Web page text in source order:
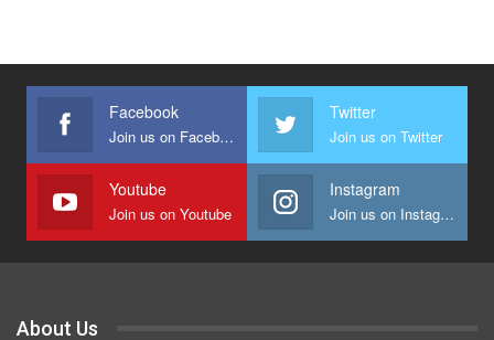
Facebook
Join us on Facebook
Twitter
Join us on Twitter
Youtube
Join us on Youtube
Instagram
Join us on Instagram
About Us